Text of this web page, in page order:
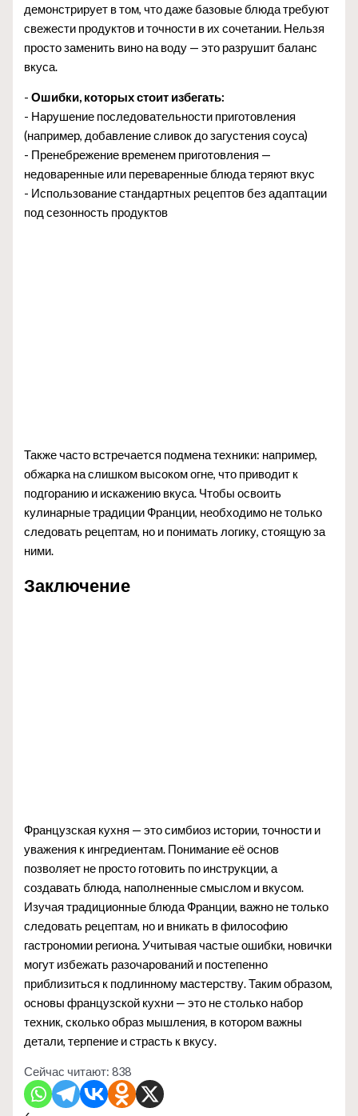
демонстрирует в том, что даже базовые блюда требуют
свежести продуктов и точности в их сочетании. Нельзя
просто заменить вино на воду — это разрушит баланс
вкуса.
-Ошибки, которых стоит избегать:
- Нарушение последовательности приготовления
(например, добавление сливок до загустения соуса)
- Пренебрежение временем приготовления —
недоваренные или переваренные блюда теряют вкус
- Использование стандартных рецептов без адаптации
под сезонность продуктов
Также часто встречается подмена техники: например,
обжарка на слишком высоком огне, что приводит к
подгоранию и искажению вкуса. Чтобы освоить
кулинарные традиции Франции, необходимо не только
следовать рецептам, но и понимать логику, стоящую за
ними.
Заключение
Французская кухня — это симбиоз истории, точности и
уважения к ингредиентам. Понимание её основ
позволяет не просто готовить по инструкции, а
создавать блюда, наполненные смыслом и вкусом.
Изучая традиционные блюда Франции, важно не только
следовать рецептам, но и вникать в философию
гастрономии региона. Учитывая частые ошибки, новички
могут избежать разочарований и постепенно
приблизиться к подлинному мастерству. Таким образом,
основы французской кухни — это не столько набор
техник, сколько образ мышления, в котором важны
детали, терпение и страсть к вкусу.
Сейчас читают: 838